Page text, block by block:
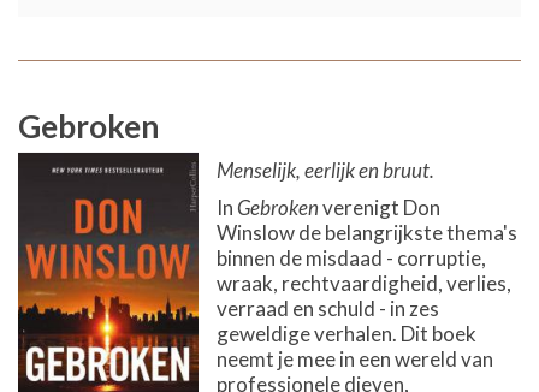
Gebroken
Menselijk, eerlijk en bruut.
InGebrokenverenigt Don
Winslow de belangrijkste thema's
binnen de misdaad - corruptie,
wraak, rechtvaardigheid, verlies,
verraad en schuld - in zes
geweldige verhalen. Dit boek
neemt je mee in een wereld van
professionele dieven,